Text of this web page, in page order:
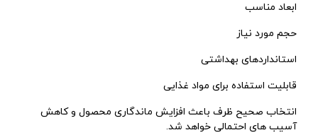
ابعاد مناسب
حجم مورد نیاز
استانداردهای بهداشتی
قابلیت استفاده برای مواد غذایی
انتخاب صحیح ظرف باعث افزایش ماندگاری محصول و کاهش
آسیب های احتمالی خواهد شد.